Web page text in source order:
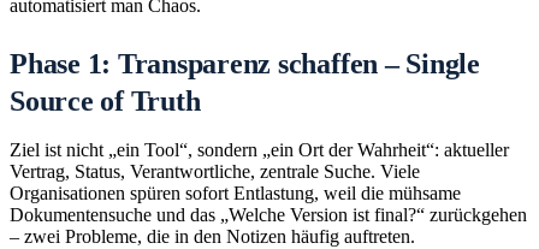
automatisiert man Chaos.
Phase 1: Transparenz schaffen – Single
Source of Truth
Ziel ist nicht „ein Tool“, sondern „ein Ort der Wahrheit“: aktueller
Vertrag, Status, Verantwortliche, zentrale Suche. Viele
Organisationen spüren sofort Entlastung, weil die mühsame
Dokumentensuche und das „Welche Version ist final?“ zurückgehen
– zwei Probleme, die in den Notizen häufig auftreten.